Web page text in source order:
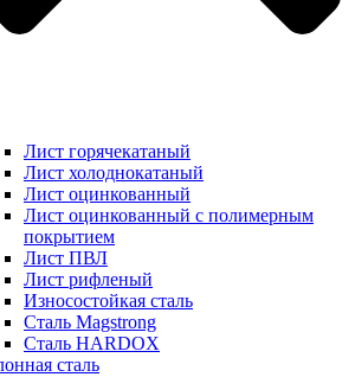
Лист горячекатаный
Лист холоднокатаный
Лист оцинкованный
Лист оцинкованный с полимерным
покрытием
Лист ПВЛ
Лист рифленый
Износостойкая сталь
Сталь Magstrong
Сталь HARDOX
сталь